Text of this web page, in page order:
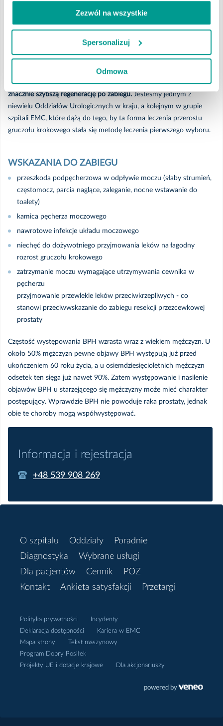
Zezwól na wszystkie
Spersonalizuj
Odmowa
szybki powrót do codziennej aktywności
krótki czas utrzymywania cewnika w pęcherzu moczowym
(zazwyczaj tylko przez pierwszą dobę pooperacyjną)
W porównaniu do starszych metod leczenia,HoLEP umożliwia
znacznie szybszą regenerację po zabiegu. Jesteśmy jednym z
niewielu Oddziałów Urologicznych w kraju, a kolejnym w grupie
szpitali EMC, które dążą do tego, by ta forma leczenia przerostu
gruczołu krokowego stała się metodę leczenia pierwszego wyboru.
WSKAZANIA DO ZABIEGU
przeszkoda podpęcherzowa w odpływie moczu (słaby strumień,
częstomocz, parcia naglące, zaleganie, nocne wstawanie do
toalety)
kamica pęcherza moczowego
nawrotowe infekcje układu moczowego
niechęć do dożywotniego przyjmowania leków na łagodny
rozrost gruczołu krokowego
zatrzymanie moczu wymagające utrzymywania cewnika w
pęcherzu
przyjmowanie przewlekle leków przeciwkrzepliwych - co
stanowi przeciwwskazanie do zabiegu resekcji przezcewkowej
prostaty
Częstość występowania BPH wzrasta wraz z wiekiem mężczyzn. U
około 50% mężczyzn pewne objawy BPH występują już przed
ukończeniem 60 roku życia, a u osiemdziesięcioletnich mężczyzn
odsetek ten sięga już nawet 90%. Zatem występowanie i nasilenie
objawów BPH u starzejącego się mężczyzny może mieć charakter
postępujący. Wprawdzie BPH nie powoduje raka prostaty, jednak
obie te choroby mogą współwystępować.
Informacja i rejestracja
+48 539 908 269
O szpitalu Oddziały
Poradnie
Diagnostyka
Wybrane usługi
Dla pacjentów
Cennik
POZ
Kontakt
Ankieta satysfakcji Przetargi
Polityka prywatności
Incydenty
Deklaracja dostępności
Kariera w EMC
Mapa strony
Tekst maszynowy
Program Dobry Posiłek
Projekty UE i dotacje krajowe
Dla akcjonariuszy